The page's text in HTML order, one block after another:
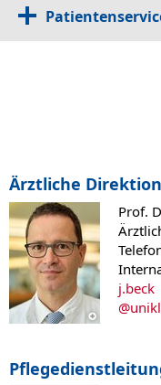
Ärztliche Direktion
Prof.
j.beck
@